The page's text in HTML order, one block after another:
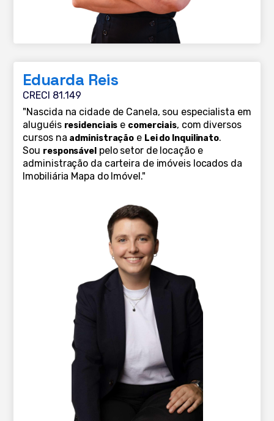
Eduarda Reis
CRECI 81.149
"Nascida na cidade de Canela, sou especialista em
aluguéis residenciais e comerciais, com diversos
cursos na administração e Lei do Inquilinato.
Sou responsável pelo setor de locação e
administração da carteira de imóveis locados da
Imobiliária Mapa do Imóvel."